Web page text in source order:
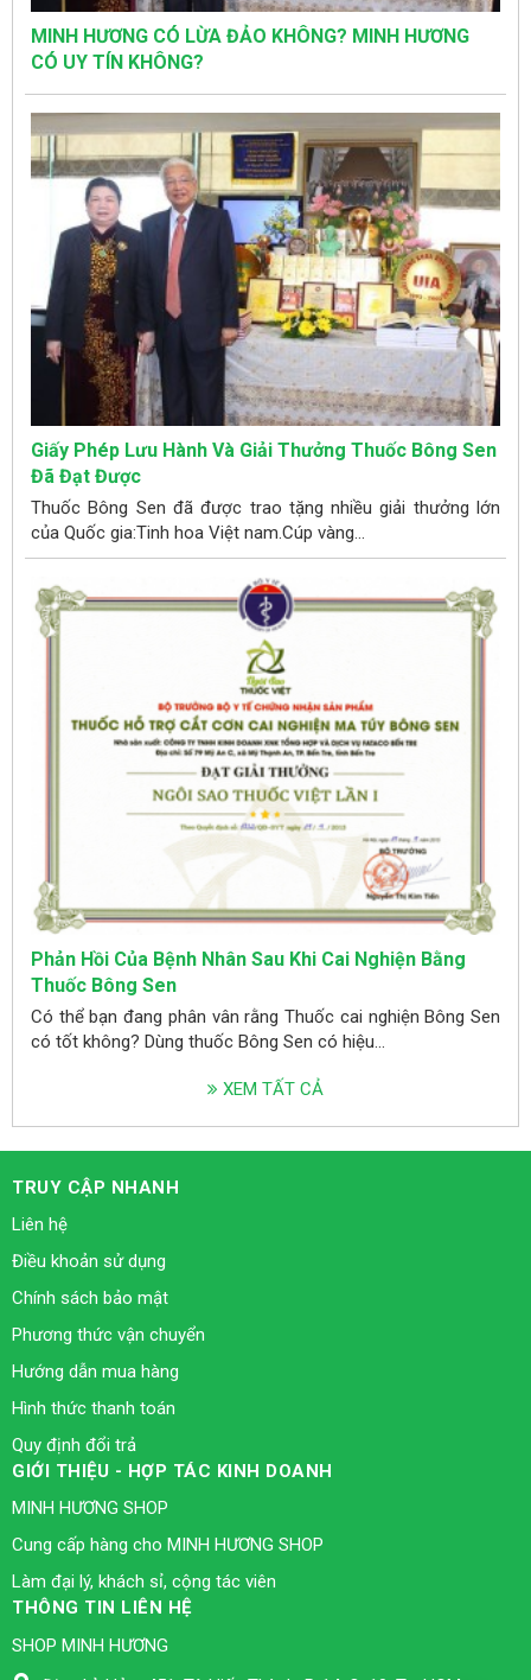
MINH HƯƠNG CÓ LỪA ĐẢO KHÔNG? MINH HƯƠNG
CÓ UY TÍN KHÔNG?
Giấy Phép Lưu Hành Và Giải Thưởng Thuốc Bông Sen
Đã Đạt Được
Thuốc Bông Sen đã được trao tặng nhiều giải thưởng lớn
của Quốc gia:Tinh hoa Việt nam.Cúp vàng...
Phản Hồi Của Bệnh Nhân Sau Khi Cai Nghiện Bằng
Thuốc Bông Sen
Có thể bạn đang phân vân rằng Thuốc cai nghiện Bông Sen
có tốt không? Dùng thuốc Bông Sen có hiệu...
XEM TẤT CẢ
TRUY CẬP NHANH
Liên hệ
Điều khoản sử dụng
Chính sách bảo mật
Phương thức vận chuyển
Hướng dẫn mua hàng
Hình thức thanh toán
Quy định đổi trả
GIỚI THIỆU - HỢP TÁC KINH DOANH
MINH HƯƠNG SHOP
Cung cấp hàng cho MINH HƯƠNG SHOP
Làm đại lý, khách sỉ, cộng tác viên
THÔNG TIN LIÊN HỆ
SHOP MINH HƯƠNG